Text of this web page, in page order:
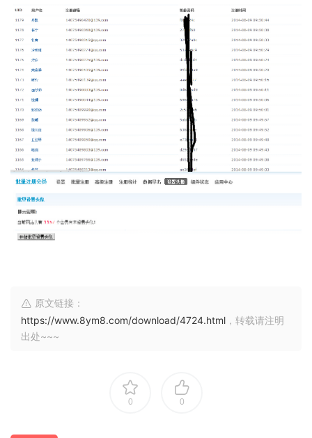
原文链接：
https://www.8ym8.com/download/4724.html ，转载请注明
出处~~~
0 0